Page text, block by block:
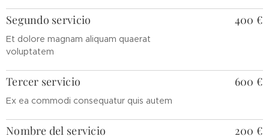
Segundo servicio
Et dolore magnam aliquam quaerat
voluptatem
400 €
Tercer servicio
Ex ea commodi consequatur quis autem
600 €
Nombre del servicio 200 €